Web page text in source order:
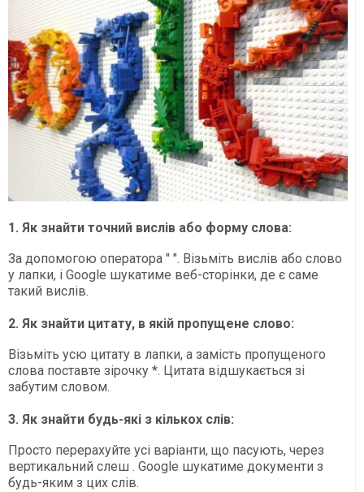
1. Як знайти точний вислів або форму слова:
За допомогою оператора " ". Візьміть вислів або слово
у лапки, і Google шукатиме веб-сторінки, де є саме
такий вислів.
2. Як знайти цитату, в якій пропущене слово:
Візьміть усю цитату в лапки, а замість пропущеного
слова поставте зірочку *. Цитата відшукається зі
забутим словом.
3. Як знайти будь-які з кількох слів:
Просто перерахуйте усі варіанти, що пасують, через
вертикальний слеш . Google шукатиме документи з
будь-яким з цих слів.